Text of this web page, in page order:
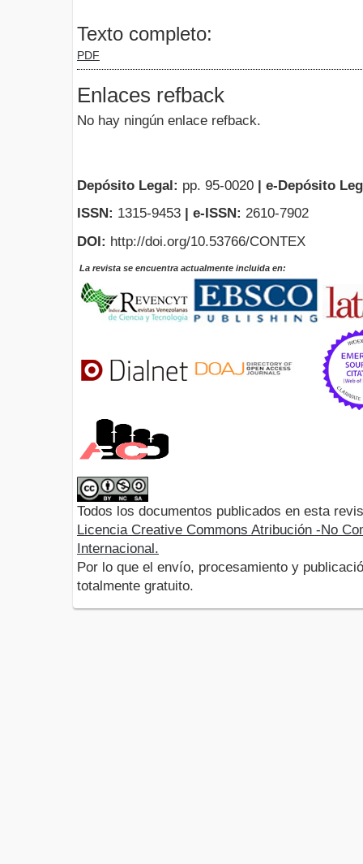
Texto completo:
PDF
Enlaces refback
No hay ningún enlace refback.
Depósito Legal: pp. 95-0020 | e-Depósito
ISSN: 1315-9453 | e-ISSN: 2610-7902
DOI: http://doi.org/10.53766/CONTEX
La revista se encuentra actualmente incluida en:
Todos los documentos publicados en esta
Licencia Creative Commons Atribución -No
Internacional.
Por lo que el envío, procesamiento y
totalmente gratuito.